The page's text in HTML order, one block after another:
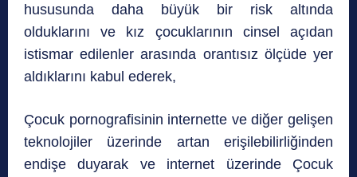
hususunda daha büyük bir risk altında
olduklarını ve kız çocuklarının cinsel açıdan
istismar edilenler arasında orantısız ölçüde yer
aldıklarını kabul ederek,
Çocuk pornografisinin internette ve diğer gelişen
teknolojiler üzerinde artan erişilebilirliğinden
endişe duyarak ve internet üzerinde Çocuk